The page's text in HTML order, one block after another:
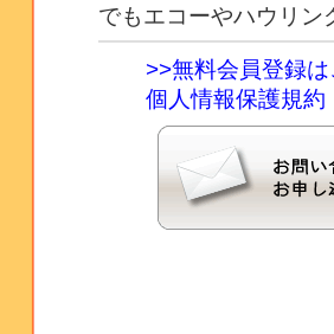
でもエコーやハウリン
>>無料会員登録
個人情報保護規約